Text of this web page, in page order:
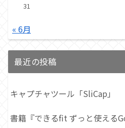
31
« 6月
最近の投稿
キャプチャツール「SliCap」
書籍『できるfit ずっと使える